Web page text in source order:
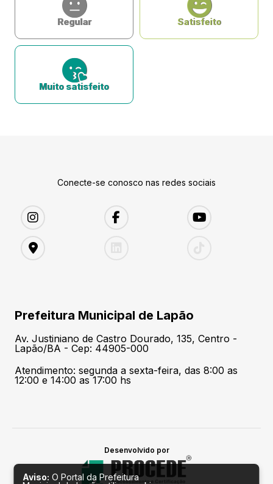
Regular Satisfeito
Muito satisfeito
Conecte-se conosco nas redes sociais
Prefeitura Municipal de Lapão
Av. Justiniano de Castro Dourado, 135, Centro -
Lapão/BA - Cep: 44905-000
Atendimento: segunda a sexta-feira, das 8:00 as
12:00 e 14:00 as 17:00 hs
Desenvolvido por
Aviso: O Portal da Prefeitura